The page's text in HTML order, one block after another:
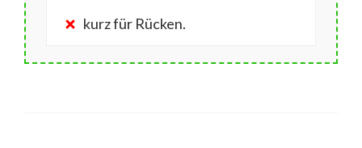
kurz für Rücken.